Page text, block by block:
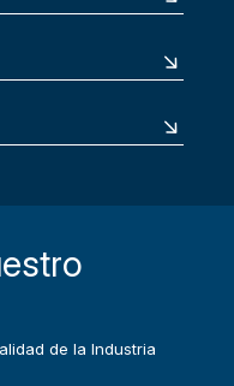
de la Industria